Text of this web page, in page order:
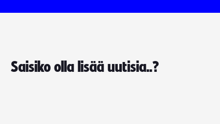
Saisiko olla lisää uutisia..?